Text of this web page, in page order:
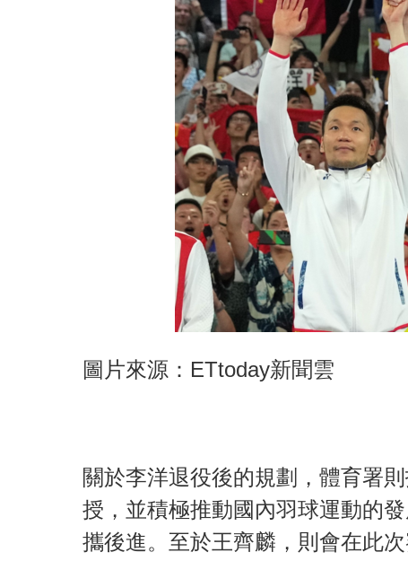
圖片來源：ETtoday新聞雲
關於李洋退役後的規劃，體育署
授，並積極推動國內羽球運動的
攜後進。至於王齊麟，則會在此